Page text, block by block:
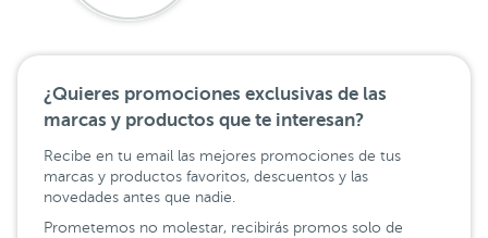
¿Quieres promociones exclusivas de las
marcas y productos que te interesan?
Recibe en tu email las mejores promociones de tus
marcas y productos favoritos, descuentos y las
novedades antes que nadie.
Prometemos no molestar, recibirás promos solo de